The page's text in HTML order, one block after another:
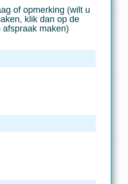
of opmerking (wilt u
klik dan op de
maken)